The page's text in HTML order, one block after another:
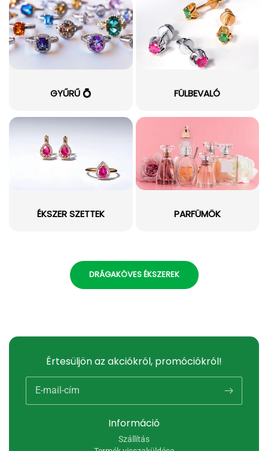
GYŰRŰ 💍 FÜLBEVALÓ
ÉKSZER SZETTEK PARFÜMÖK
DRÁGAKÖVES ÉKSZEREK
Információ
Szállítás
Értesüljön az akciókról, promóciókról!
E-mail-cím